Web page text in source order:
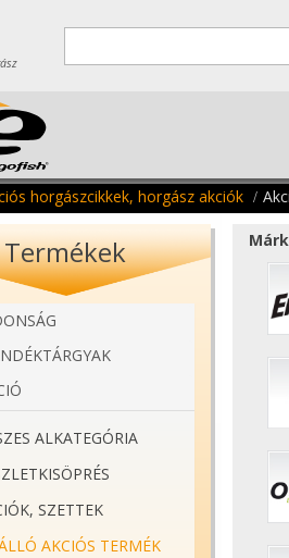
horgászcikkek, horgász akciók
Termékek
ALKATEGÓRIA
SZETTEK
AKCIÓS TERMÉK